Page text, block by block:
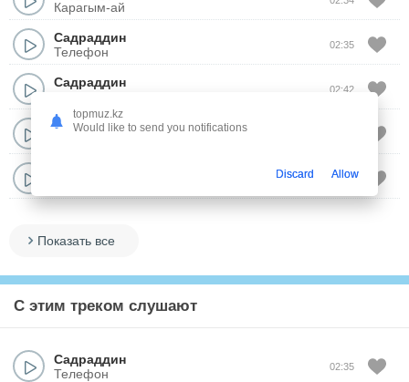
Карагым-ай
Садраддин
Телефон
02:35
Садраддин
02:42
Садраддин
02:45
Показать все
С этим треком слушают
Садраддин
Телефон
02:35
topmuz.kz
Would like to send you notifications
Discard Allow